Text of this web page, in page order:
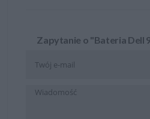
Zapytanie o "Bateria Dell